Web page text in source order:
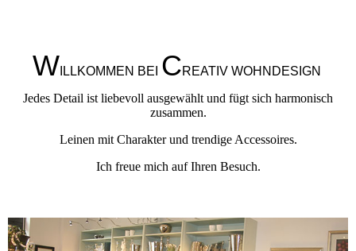
W ILLKOMMEN BEI CREATIV WOHNDESIGN
Jedes Detail ist liebevoll ausgewählt und fügt sich harmonisch
zusammen.
Leinen mit Charakter und trendige Accessoires.
Ich freue mich auf Ihren Besuch.